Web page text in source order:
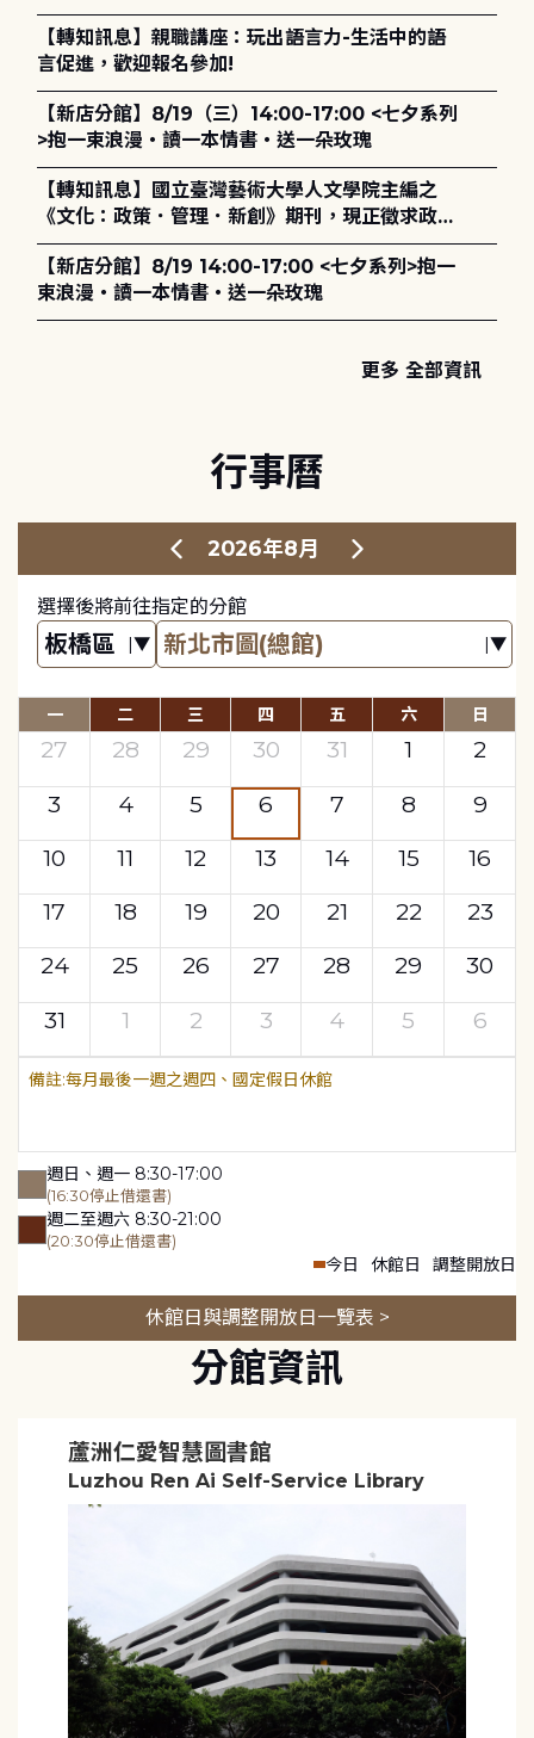
【轉知訊息】親職講座：玩出語言力-生活中的語
言促進，歡迎報名參加!
【新店分館】8/19（三）14:00-17:00 <七夕系列
>抱一束浪漫・讀一本情書・送一朵玫瑰
【轉知訊息】國立臺灣藝術大學人文學院主編之
《文化：政策．管理．新創》期刊，現正徵求政策
評論、書評及【邁向具回應力的博物館治理：政
策、領導與管理】主題特刊稿件至2027年6月1日
止，歡迎踴躍投稿。
【新店分館】8/19 14:00-17:00 <七夕系列>抱一
束浪漫・讀一本情書・送一朵玫瑰
更多 全部資訊
行事曆
2026年8月
選擇後將前往指定的分館
一 二 三 四 五 六 日
27 28 29 30 31 1
2
3
4 5 6 7 8
9
10
11 12 13 14 15
16
17
18 19 20 21 22
23
24
25 26 27 28 29
30
31
1 2 3 4 5 6
每月最後一週之週四、國定假日休館
週日、週一 8:30-17:00
(16:30停止借還書)
週二至週六 8:30-21:00
(20:30停止借還書)
今日 休館日 調整開放日
休館日與調整開放日一覽表 >
分館資訊
蘆洲仁愛智慧圖書館
Luzhou Ren Ai Self-Service Library